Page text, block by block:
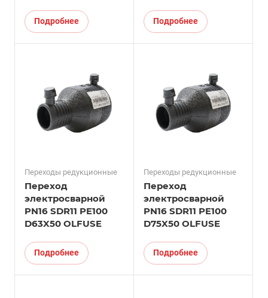
Подробнее Подробнее
Переходы редукционные
Переход
электросварной
PN16 SDR11 PE100
D63X50 OLFUSE
Подробнее
Переходы редукционные
Переход
электросварной
PN16 SDR11 PE100
D75X50 OLFUSE
Подробнее